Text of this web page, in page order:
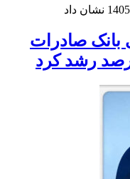
بانک صادرات